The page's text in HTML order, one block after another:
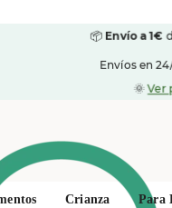
📦Envío a 1€
Envíos en
🌞Ver
Crianza Para